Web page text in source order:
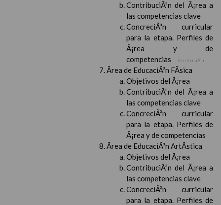
ContribuciÃ³n del Ã¡rea a
las competencias clave
ConcreciÃ³n curricular
para la etapa. Perfiles de
Ã¡rea y de
competencias
En revisiÃ³n
Ãrea de EducaciÃ³n FÃ­sica
Objetivos del Ã¡rea
ContribuciÃ³n del Ã¡rea a
las competencias clave
ConcreciÃ³n curricular
para la etapa. Perfiles de
Ã¡rea y de competencias
Ãrea de EducaciÃ³n ArtÃ­stica
Objetivos del Ã¡rea
ContribuciÃ³n del Ã¡rea a
las competencias clave
ConcreciÃ³n curricular
para la etapa. Perfiles de